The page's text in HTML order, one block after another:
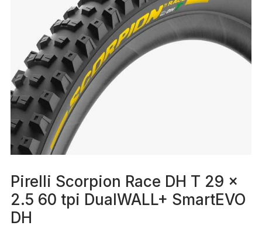
Pirelli Scorpion Race DH T 29 x
2.5 60 tpi DualWALL+ SmartEVO
DH